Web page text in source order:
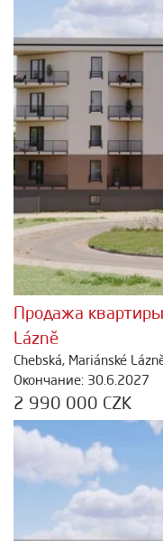
Продажа
Lázně
Chebská, Mariánské
Окончание: 30.6.2027
2 990 000 CZK